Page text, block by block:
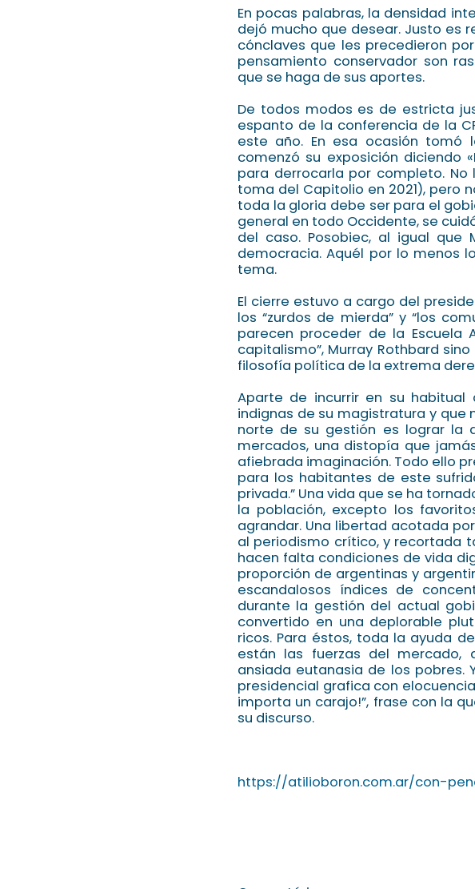
En pocas palabras, la densidad
dejó mucho que desear. Justo es
cónclaves que les precedieron
pensamiento conservador son
que se haga de sus aportes.
De todos modos es de estricta
espanto de la conferencia de la
este año. En esa ocasión tomó
comenzó su exposición diciendo
para derrocarla por completo.
toma del Capitolio en 2021), pero
toda la gloria debe ser para el
general en todo Occidente, se
del caso. Posobiec, al igual
democracia. Aquél por lo menos
tema.
El cierre estuvo a cargo del
los “zurdos de mierda” y “los
parecen proceder de la
capitalismo”, Murray Rothbard
filosofía política de la extrema
Aparte de incurrir en su
indignas de su magistratura y que
norte de su gestión es lograr la
mercados, una distopía que
afiebrada imaginación. Todo ello
para los habitantes de este
privada.” Una vida que se ha
la población, excepto los
agrandar. Una libertad acotada
al periodismo crítico, y recortada
hacen falta condiciones de vida
proporción de argentinas y
escandalosos índices de
durante la gestión del actual
convertido en una deplorable
ricos. Para éstos, toda la ayuda
están las fuerzas del mercado,
ansiada eutanasia de los
presidencial grafica con
importa un carajo!”, frase con la
su discurso.
https://atilioboron.com.ar/con-